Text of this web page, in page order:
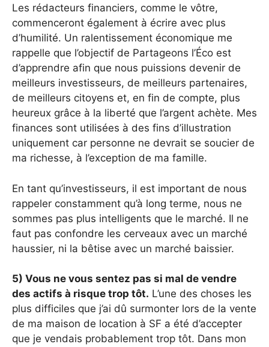
Les rédacteurs financiers, comme le vôtre,
commenceront également à écrire avec plus
d’humilité. Un ralentissement économique me
rappelle que l’objectif de Partageons l’Éco est
d’apprendre afin que nous puissions devenir de
meilleurs investisseurs, de meilleurs partenaires,
de meilleurs citoyens et, en fin de compte, plus
heureux grâce à la liberté que l’argent achète. Mes
finances sont utilisées à des fins d’illustration
uniquement car personne ne devrait se soucier de
ma richesse, à l’exception de ma famille.
En tant qu’investisseurs, il est important de nous
rappeler constamment qu’à long terme, nous ne
sommes pas plus intelligents que le marché. Il ne
faut pas confondre les cerveaux avec un marché
haussier, ni la bêtise avec un marché baissier.
5) Vous ne vous sentez pas si mal de vendre
des actifs à risque trop tôt. L’une des choses les
plus difficiles que j’ai dû surmonter lors de la vente
de ma maison de location à SF a été d’accepter
que je vendais probablement trop tôt. Dans mon